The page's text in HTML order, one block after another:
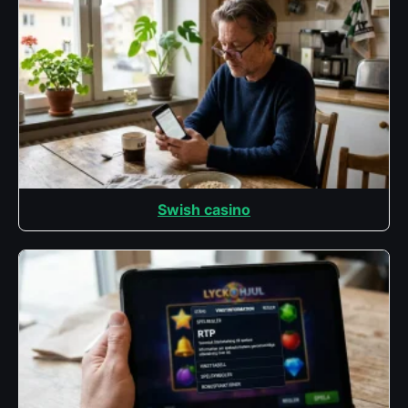
Swish casino